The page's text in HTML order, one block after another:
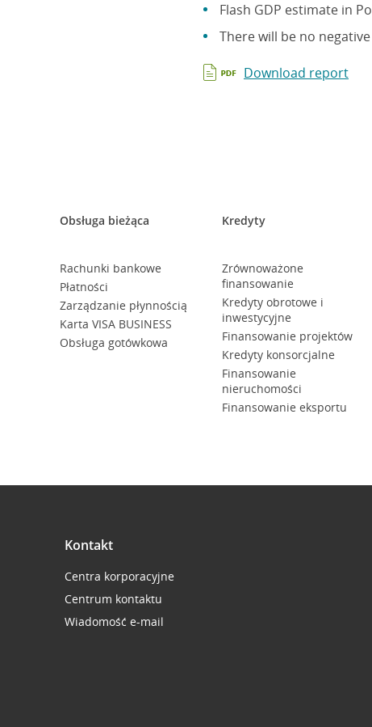
Flash GDP estimate in
There will be no
Download report
Obsługa bieżąca
Rachunki bankowe
Płatności
Zarządzanie płynnością
Karta VISA BUSINESS
Obsługa gotówkowa
Kredyty
Zrównoważone
finansowanie
Kredyty obrotowe i
inwestycyjne
Finansowanie projektów
Kredyty konsorcjalne
Finansowanie
nieruchomości
Finansowanie eksportu
Kontakt
Centra korporacyjne
Centrum kontaktu
Wiadomość e-mail